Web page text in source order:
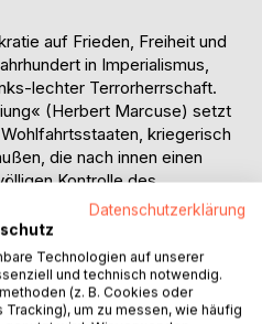
auf Frieden, Freiheit und
in Imperialismus,
lechter Terrorherrschaft.
(Herbert Marcuse) setzt
kriegerisch
die nach innen einen
Kontrolle des
und zu »dessen«
steht eine »Welt ohne Asyl«
von Thomas Jefferson und
ich es, die Bedingungen
des freiheitlichen Projektes
Datenschutzerklärung
Technologien auf unserer
und technisch notwendig.
(z. B. Cookies oder
um zu messen, wie häufig